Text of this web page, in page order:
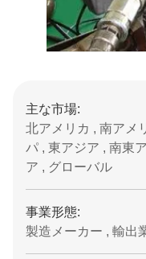
主な市場:
北アメリカ , 南アメ
パ , 東アジア , 南東
ア , グローバル
事業形態:
製造メーカー , 輸出